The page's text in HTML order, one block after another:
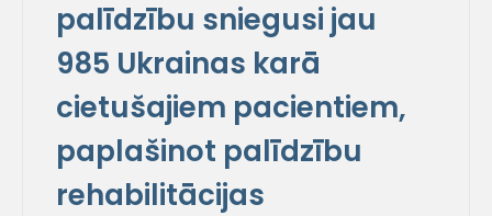
palīdzību sniegusi jau
985 Ukrainas karā
cietušajiem pacientiem,
paplašinot palīdzību
rehabilitācijas